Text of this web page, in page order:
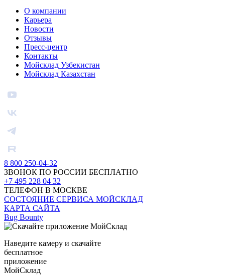
О компании
Карьера
Новости
Отзывы
Пресс-центр
Контакты
Мойсклад Узбекистан
Мойсклад Казахстан
8 800 250-04-32
ЗВОНОК ПО РОССИИ БЕСПЛАТНО
+7 495 228 04 32
ТЕЛЕФОН В МОСКВЕ
СОСТОЯНИЕ СЕРВИСА МОЙСКЛАД
КАРТА САЙТА
Bug Bounty
Наведите камеру и скачайте
бесплатное
приложение
МойСклад